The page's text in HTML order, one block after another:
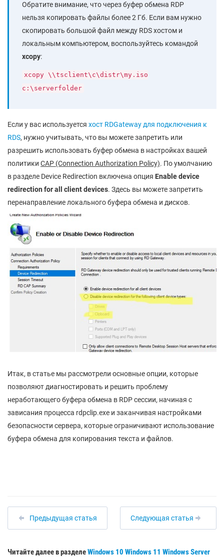
Обратите внимание, что через буфер обмена RDP
нельзя копировать файлы более 2 Гб. Если вам нужно
скопировать большой файл между RDS хостом и
локальным компьютером, воспользуйтесь командой
xcopy:
xcopy \\tsclient\c\distr\my.iso
c:\serverfolder
Если у вас используется хост RDGateway для подключения к
RDS, нужно учитывать, что вы можете запретить или
разрешить использовать буфер обмена в настройках вашей
политики CAP (Connection Authorization Policy). По умолчанию
в разделе Device Redirection включена опция Enable device
redirection for all client devices. Здесь вы можете запретить
перенаправление локального буфера обмена и дисков.
Итак, в статье мы рассмотрели основные опции, которые
позволяют диагностировать и решить проблему
неработающего буфера обмена в RDP сессии, начиная с
зависания процесса rdpclip.exe и заканчивая настройками
безопасности сервера, которые ограничивают использование
буфера обмена для копирования текста и файлов.
Предыдущая статья Следующая статья
Читайте далее в разделеWindows 10 Windows 11 Windows Server